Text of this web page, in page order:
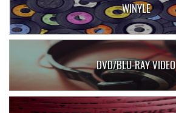
WINYLE
DVD/BLU-RAY VIDEO